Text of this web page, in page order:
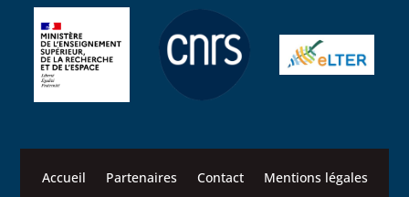
Accueil Partenaires Contact Mentions légales